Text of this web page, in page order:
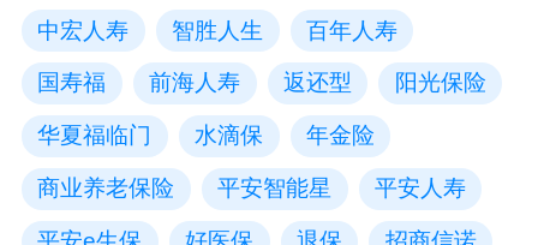
中宏人寿 智胜人生 百年人寿
国寿福 前海人寿 返还型 阳光保险
华夏福临门 水滴保 年金险
商业养老保险 平安智能星 平安人寿